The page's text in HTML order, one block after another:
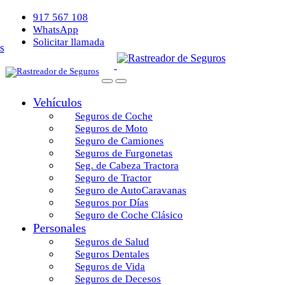
917 567 108
WhatsApp
Solicitar llamada
Vehículos
Seguros de Coche
Seguros de Moto
Seguro de Camiones
Seguros de Furgonetas
Seg. de Cabeza Tractora
Seguro de Tractor
Seguro de AutoCaravanas
Seguros por Días
Seguro de Coche Clásico
Personales
Seguros de Salud
Seguros Dentales
Seguros de Vida
Seguros de Decesos